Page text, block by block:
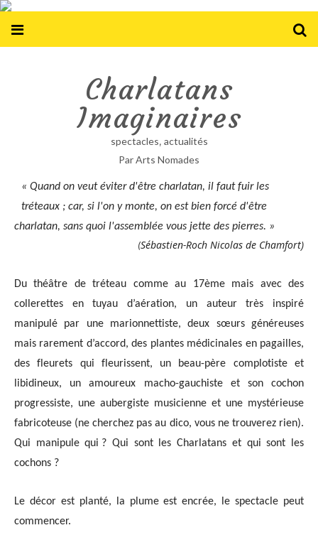
Charlatans
Imaginaires
spectacles, actualités
Par Arts Nomades
« Quand on veut éviter d'être charlatan, il faut fuir les
tréteaux ; car, si l'on y monte, on est bien forcé d'être
charlatan, sans quoi l'assemblée vous jette des pierres. »
(Sébastien-Roch Nicolas de Chamfort)
Du théâtre de tréteau comme au 17ème mais avec des
collerettes en tuyau d’aération, un auteur très
manipulé par une marionnettiste, deux sœurs
mais rarement d’accord, des plantes médicinales en pagailles,
des fleurets qui fleurissent, un beau-père complotiste
et
libidineux, un amoureux macho-gauchiste et son cochon
progressiste, une aubergiste musicienne et une
fabricoteuse (ne cherchez pas au dico, vous ne trouverez rien).
Qui manipule qui ? Qui sont les Charlatans et qui sont les
cochons ?
Le décor est planté, la plume est encrée, le spectacle peut
commencer.